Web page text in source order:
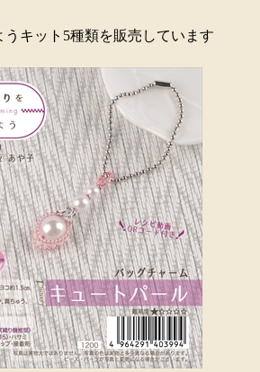
うキット5種類を販売しています